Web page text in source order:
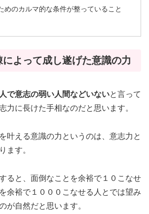
めのカルマ的な条件が整っていること
よって成し遂げた意識の力
で意志の弱い人間などいないと言って
力に長けた手相なのだと思います。
叶える意識の力というのは、意志力と
ます。
ると、面倒なことを余裕で１０こなせ
余裕で１０００こなせる人とでは望み
が自然だと思います。